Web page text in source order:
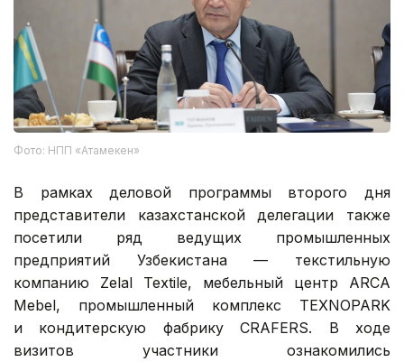
Фото: НПП «Атамекен»
В рамках деловой программы второго дня
представители казахстанской делегации также
посетили ряд ведущих промышленных
предприятий Узбекистана — текстильную
компанию Zelal Textile, мебельный центр ARCA
Mebel, промышленный комплекс TEXNOPARK
и кондитерскую фабрику CRAFERS. В ходе
визитов участники ознакомились